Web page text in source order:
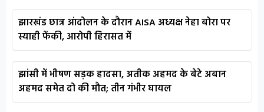
झारखंड छात्र आंदोलन के दौरान AISA अध्यक्ष नेहा बोरा पर
स्याही फेंकी, आरोपी हिरासत में
झांसी में भीषण सड़क हादसा, अतीक अहमद के बेटे अबान
अहमद समेत दो की मौत; तीन गंभीर घायल